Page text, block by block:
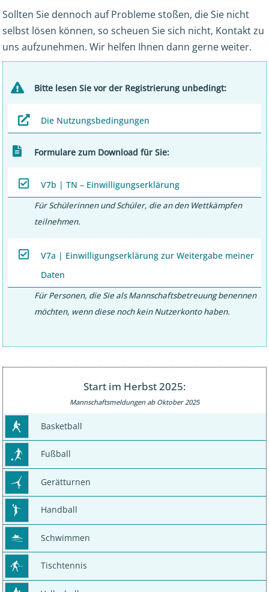
Sollten Sie dennoch auf Probleme stoßen, die Sie nicht
selbst lösen können, so scheuen Sie sich nicht, Kontakt zu
uns aufzunehmen. Wir helfen Ihnen dann gerne weiter.
Bitte lesen Sie vor der Registrierung unbedingt:
Die Nutzungsbedingungen
Formulare zum Download für Sie:
V7b | TN – Einwilligungserklärung
Für Schülerinnen und Schüler, die an den Wettkämpfen
teilnehmen.
V7a | Einwilligungserklärung zur Weitergabe meiner
Daten
Für Personen, die Sie als Mannschaftsbetreuung benennen
möchten, wenn diese noch kein Nutzerkonto haben.
Start im Herbst 2025:
Mannschaftsmeldungen ab Oktober 2025
Basketball
Fußball
Gerätturnen
Handball
Schwimmen
Tischtennis